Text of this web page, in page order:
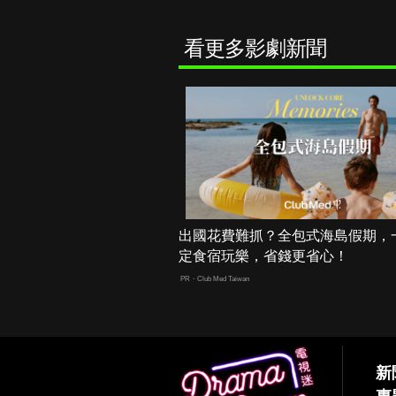
看更多影劇新聞
出國花費難抓？全包式海島假期，
定食宿玩樂，省錢更省心！
PR・Club Med Taiwan
新